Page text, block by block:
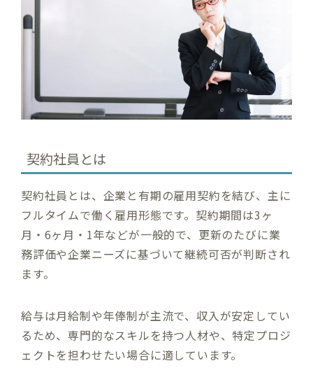
契約社員とは
契約社員とは、企業と有期の雇用契約を結び、主に
フルタイムで働く雇用形態です。契約期間は3ヶ
月・6ヶ月・1年などが一般的で、更新のたびに業
務評価や企業ニーズに基づいて継続可否が判断され
ます。
給与は月給制や年俸制が主流で、収入が安定してい
るため、専門的なスキルを持つ人材や、特定プロジ
ェクトを担わせたい場合に適しています。